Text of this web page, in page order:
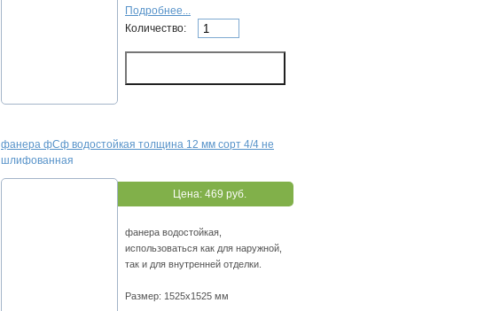
Подробнее...
Количество:
фанера фСф водостойкая толщина 12 мм сорт 4/4 не
шлифованная
Цена: 469 руб.
фанера водостойкая,
использоваться как для наружной,
так и для внутренней отделки.
Размер: 1525х1525 мм